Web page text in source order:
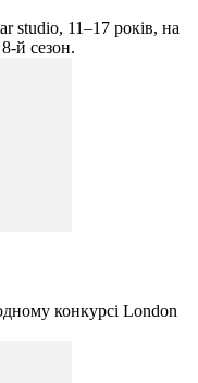
studio, 11–17 років, на
й сезон.
конкурсі London